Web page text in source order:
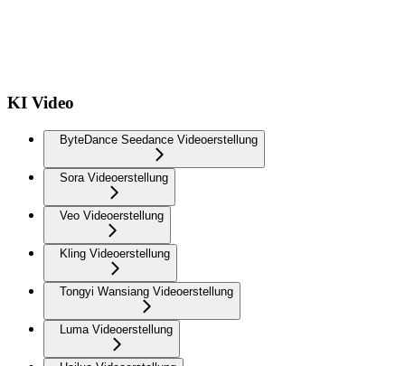
KI Video
ByteDance Seedance Videoerstellung
Sora Videoerstellung
Veo Videoerstellung
Kling Videoerstellung
Tongyi Wansiang Videoerstellung
Luma Videoerstellung